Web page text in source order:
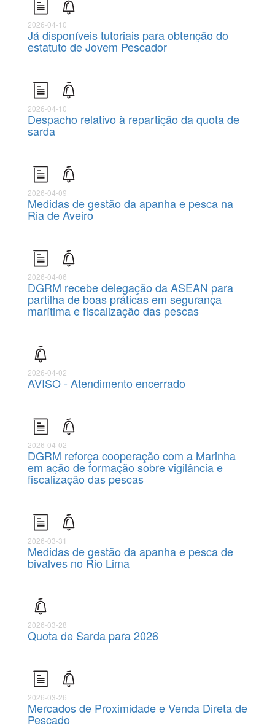
2026-04-10
Já disponíveis tutoriais para obtenção do
estatuto de Jovem Pescador
2026-04-10
Despacho relativo à repartição da quota de
sarda
2026-04-09
Medidas de gestão da apanha e pesca na
Ria de Aveiro
2026-04-06
DGRM recebe delegação da ASEAN para
partilha de boas práticas em segurança
marítima e fiscalização das pescas
2026-04-02
AVISO - Atendimento encerrado
2026-04-02
DGRM reforça cooperação com a Marinha
em ação de formação sobre vigilância e
fiscalização das pescas
2026-03-31
Medidas de gestão da apanha e pesca de
bivalves no Rio Lima
2026-03-28
Quota de Sarda para 2026
2026-03-26
Mercados de Proximidade e Venda Direta de
Pescado